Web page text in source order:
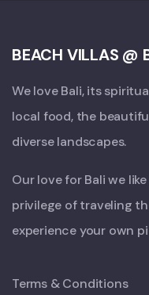
BEACH VILLAS @
We love Bali, its
local food, the
diverse landscapes.
Our love for Bali we
privilege of traveling
experience your own
Terms & Conditions